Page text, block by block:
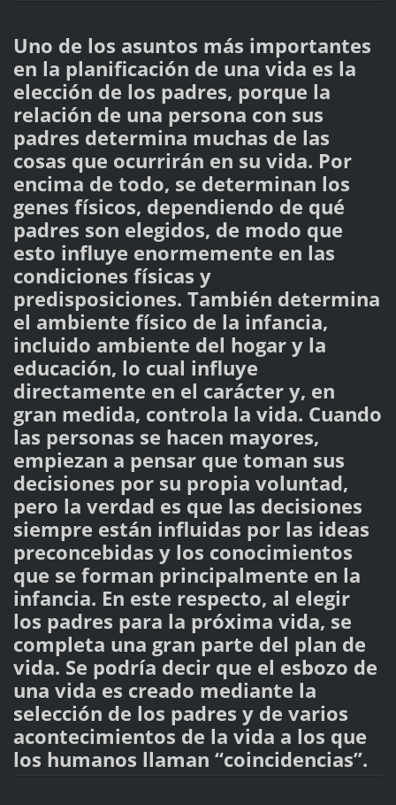
Uno de los asuntos más importantes
en la planificación de una vida es la
elección de los padres, porque la
relación de una persona con sus
padres determina muchas de las
cosas que ocurrirán en su vida. Por
encima de todo, se determinan los
genes físicos, dependiendo de qué
padres son elegidos, de modo que
esto influye enormemente en las
condiciones físicas y
predisposiciones. También determina
el ambiente físico de la infancia,
incluido ambiente del hogar y la
educación, lo cual influye
directamente en el carácter y, en
gran medida, controla la vida. Cuando
las personas se hacen mayores,
empiezan a pensar que toman sus
decisiones por su propia voluntad,
pero la verdad es que las decisiones
siempre están influidas por las ideas
preconcebidas y los conocimientos
que se forman principalmente en la
infancia. En este respecto, al elegir
los padres para la próxima vida, se
completa una gran parte del plan de
vida. Se podría decir que el esbozo de
una vida es creado mediante la
selección de los padres y de varios
acontecimientos de la vida a los que
los humanos llaman “coincidencias”.